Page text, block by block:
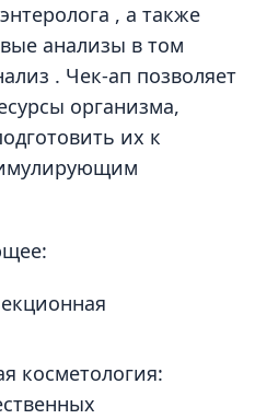
, а также
анализы в том
. Чек-ап позволяет
организма,
их к
косметология: